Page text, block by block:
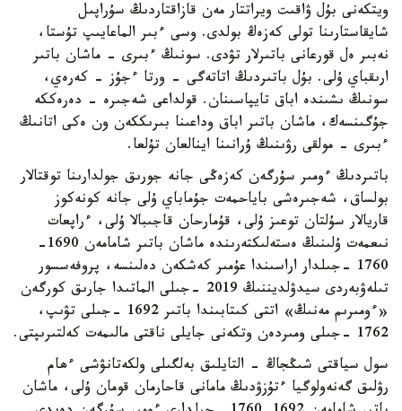
ويتكەنى بۇل ۋاقىت ويراتتار مەن قازاقتاردىڭ سۇراپىل
شايقاستارىنا تولى كەزەڭ بولدى. وسى ءبىر الماعايىپ تۇستا،
نەبىر ەل قورعانى باتىرلار تۋدى. سونىڭ ءبىرى - ماشان باتىر
ارىقباي ۇلى. بۇل باتىردىڭ اتاتەگى - ورتا ءجۇز - كەرەي،
سونىڭ ىشىندە اباق تايپاسىنان. قولداعى شەجىرە - دەرەككە
جۇگىنسەك، ماشان باتىر اباق وداعىنا بىرىككەن ون ەكى اتانىڭ
ءبىرى - مولقى رۋىنىڭ ۇرانىنا اينالعان تۇلعا.
باتىردىڭ ءومىر سۇرگەن كەزەڭى جانە جورىق جولدارىنا توقتالار
بولساق، شەجىرەشى باياحمەت جۇماباي ۇلى جانە كونەكوز
قاريالار سۇلتان توعىز ۇلى، قۇمارحان قاجىبالا ۇلى، ءراپعات
نىعمەت ۇلىنىڭ ەستەلىكتەرىندە ماشان باتىر شامامەن 1690-
1760 -جىلدار اراسىندا عۇمىر كەشكەن دەلىنسە، پروفەسسور
تىلەۋبەردى سيدۋلديننىڭ 2019 -جىلى الماتىدا جارىق كورگەن
«ءومىرىم مەنىڭ» اتتى كىتابىندا باتىر 1692 -جىلى تۋىپ،
1762 -جىلى ومىردەن وتكەنى جايلى ناقتى مالىمەت كەلتىرىپتى.
سول سياقتى شىڭجاڭ - التايلىق بەلگىلى ولكەتانۋشى ءھام
رۋلىق گەنەولوگيا ءتۇزۋدىڭ مامانى قاحارمان قومان ۇلى، ماشان